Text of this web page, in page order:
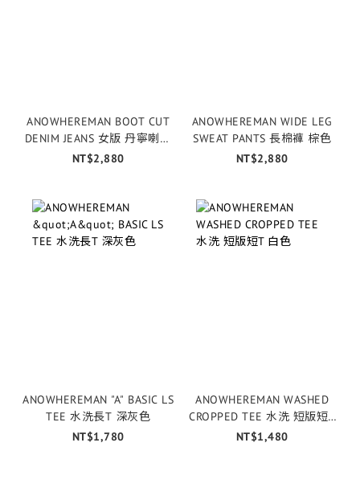
ANOWHEREMAN BOOT CUT
DENIM JEANS 女版 丹寧喇叭
褲 黑灰
NT$2,880
ANOWHEREMAN WIDE LEG
SWEAT PANTS 長棉褲 棕色
NT$2,880
ANOWHEREMAN "A" BASIC LS
TEE 水洗長T 深灰色
NT$1,780
ANOWHEREMAN WASHED
CROPPED TEE 水洗 短版短T
白色
NT$1,480